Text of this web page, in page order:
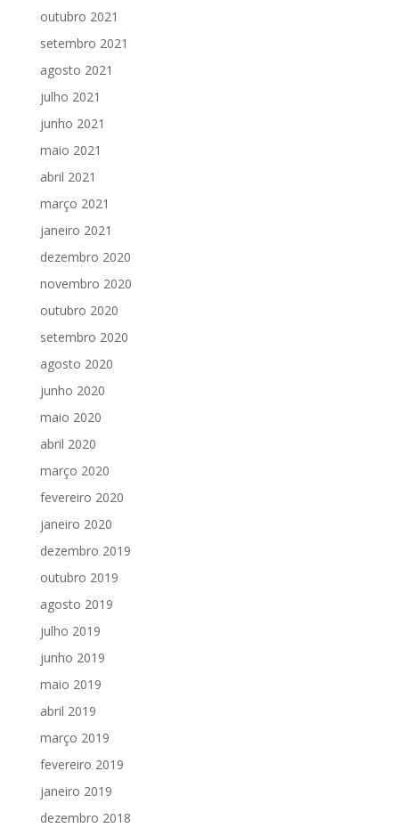
outubro 2021
setembro 2021
agosto 2021
julho 2021
junho 2021
maio 2021
abril 2021
março 2021
janeiro 2021
dezembro 2020
novembro 2020
outubro 2020
setembro 2020
agosto 2020
junho 2020
maio 2020
abril 2020
março 2020
fevereiro 2020
janeiro 2020
dezembro 2019
outubro 2019
agosto 2019
julho 2019
junho 2019
maio 2019
abril 2019
março 2019
fevereiro 2019
janeiro 2019
dezembro 2018